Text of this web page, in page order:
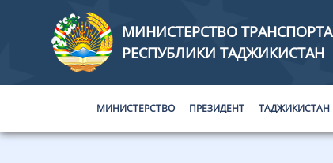
МИНИСТЕРСТВО ТРАНСПОРТА
РЕСПУБЛИКИ ТАДЖИКИСТАН
МИНИСТЕРСТВО ПРЕЗИДЕНТ ТАДЖИКИСТАН